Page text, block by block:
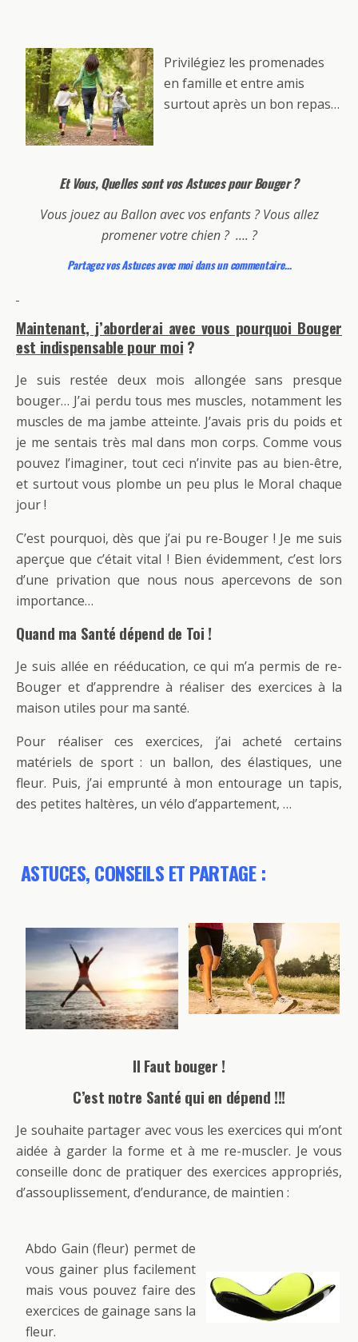
Privilégiez les promenades
en famille et entre amis
surtout après un bon repas…
Et Vous, Quelles sont vos Astuces pour Bouger ?
Vous jouez au Ballon avec vos enfants ? Vous allez
promener votre chien ? …. ?
Partagez vos Astuces avec moi dans un commentaire…
Maintenant, j’aborderai avec vous pourquoi Bouger
est indispensable pour moi ?
Je suis restée deux mois allongée sans presque
bouger… J’ai perdu tous mes muscles, notamment les
muscles de ma jambe atteinte. J’avais pris du poids et
je me sentais très mal dans mon corps. Comme vous
pouvez l’imaginer, tout ceci n’invite pas au bien-être,
et surtout vous plombe un peu plus le Moral chaque
jour !
C’est pourquoi, dès que j’ai pu re-Bouger ! Je me suis
aperçue que c’était vital ! Bien évidemment, c’est lors
d’une privation que nous nous apercevons de son
importance…
Quand ma Santé dépend de Toi !
Je suis allée en rééducation, ce qui m’a permis de re-
Bouger et d’apprendre à réaliser des exercices à la
maison utiles pour ma santé.
Pour réaliser ces exercices, j’ai acheté certains
matériels de sport : un ballon, des élastiques, une
fleur. Puis, j’ai emprunté à mon entourage un tapis,
des petites haltères, un vélo d’appartement, …
ASTUCES, CONSEILS ET PARTAGE :
Il Faut bouger !
C’est notre Santé qui en dépend !!!
Je souhaite partager avec vous les exercices qui m’ont
aidée à garder la forme et à me re-muscler. Je vous
conseille donc de pratiquer des exercices appropriés,
d’assouplissement, d’endurance, de maintien :
Abdo Gain (fleur) permet de
vous gainer plus facilement
mais vous pouvez faire des
exercices de gainage sans la
fleur.